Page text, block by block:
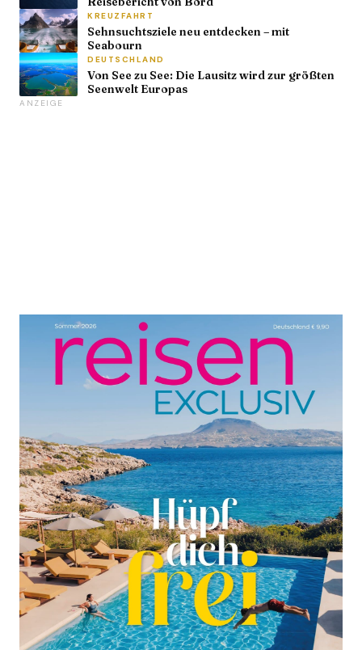
Reisebericht von Bord
KREUZFAHRT
Sehnsuchtsziele neu entdecken – mit
Seabourn
DEUTSCHLAND
Von See zu See: Die Lausitz wird zur größten
Seenwelt Europas